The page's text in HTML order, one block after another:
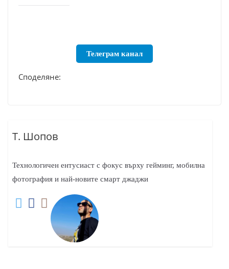
Телеграм канал
Споделяне:
Т. Шопов
Технологичен ентусиаст с фокус върху гейминг, мобилна
фотография и най-новите смарт джаджи